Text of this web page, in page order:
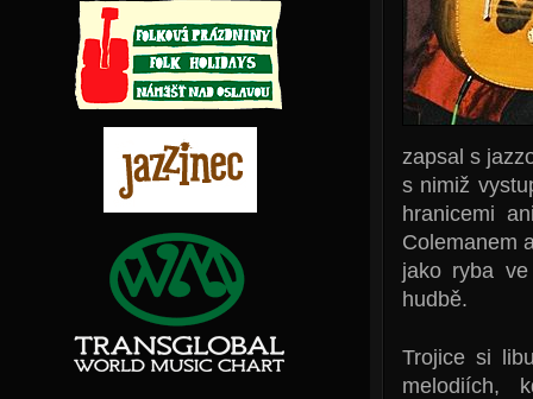
zapsal s
s nimiž
hranicemi
Colemanem
jako ryba
hudbě.
Trojice si
melodiích,